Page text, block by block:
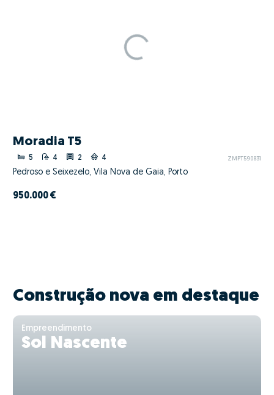
Moradia T5
5 4 2 4 ZMPT590831
Pedroso e Seixezelo, Vila Nova de Gaia, Porto
950.000 €
Construção nova em destaque
Empreendimento
Sol Nascente